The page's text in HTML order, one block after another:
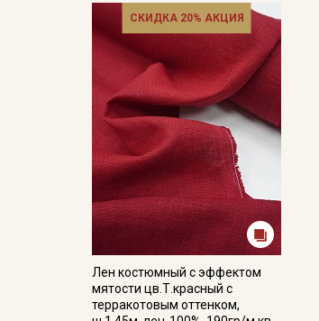
СКИДКА 20% АКЦИЯ
Лен костюмный с эффектом
мятости цв.Т.красный с
терракотовым оттенком,